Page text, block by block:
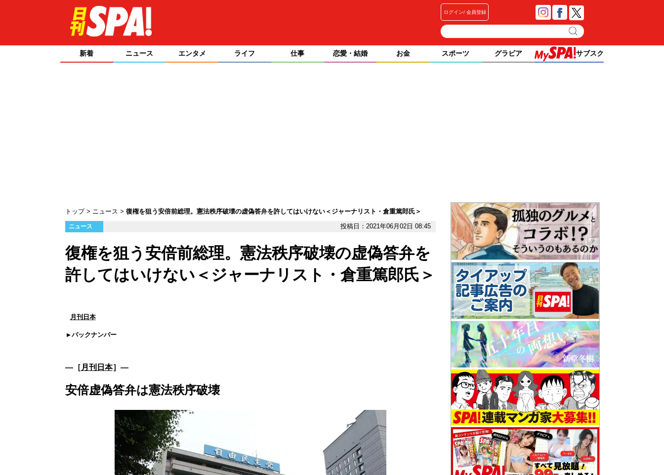
ログイン 会員登録
新着 ニュース エンタメ ライフ 仕事 恋愛・結婚 お金 スポーツ グラビア サブスク
トップ ニュース 復権を狙う安倍前総理。憲法秩序破壊の虚偽答弁を許してはいけない＜ジャーナリスト・倉重篤郎氏＞
ニュース 投稿日：2021年06月02日 08:45
復権を狙う安倍前総理。憲法秩序破壊の虚偽答弁を
許してはいけない＜ジャーナリスト・倉重篤郎氏＞
月刊日本
バックナンバー
―［ 月刊日本］―
安倍虚偽答弁は憲法秩序破壊